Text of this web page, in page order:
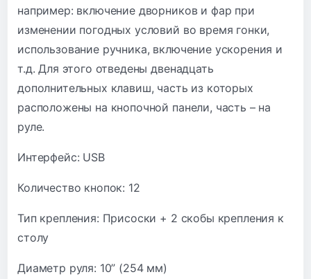
например: включение дворников и фар при
изменении погодных условий во время гонки,
использование ручника, включение ускорения и
т.д. Для этого отведены двенадцать
дополнительных клавиш, часть из которых
расположены на кнопочной панели, часть – на
руле.
Интерфейс: USB
Количество кнопок: 12
Тип крепления: Присоски + 2 скобы крепления к
столу
Диаметр руля: 10” (254 мм)